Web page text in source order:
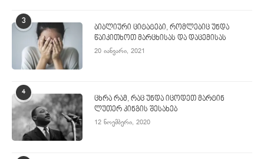
3
ბიბლიური ციტატები, რომლებიც უნდა
წაიკითხოთ მარცხისას და დაცემისას
20 იანვარი, 2021
4
ცხრა რამ, რაც უნდა იცოდეთ მარტინ
ლუთერ კინგის შესახებ
12 ნოემბერი, 2020